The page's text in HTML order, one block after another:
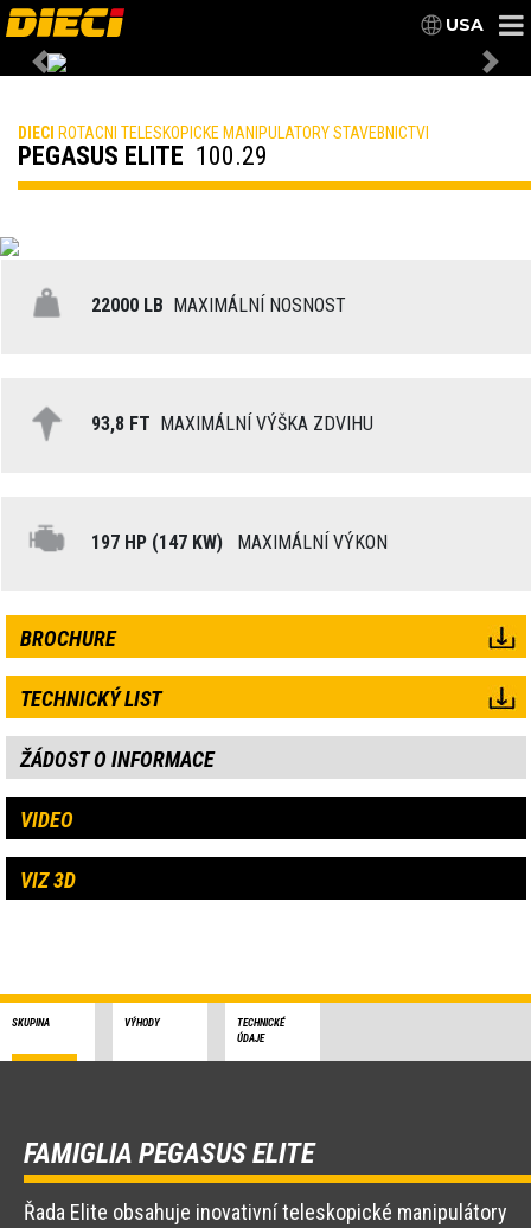
USA
Previous
DIECI ROTACNI TELESKOPICKE MANIPULATORY STAVEBNICTVI
PEGASUS ELITE 100.29
22000 LB MAXIMÁLNÍ NOSNOST
93,8 FT MAXIMÁLNÍ VÝŠKA ZDVIHU
197 HP (147 KW) MAXIMÁLNÍ VÝKON
BROCHURE
TECHNICKÝ LIST
ŽÁDOST O INFORMACE
VIDEO
VIZ 3D
SKUPINA VÝHODY
TECHNICKÉ
ÚDAJE
FAMIGLIA PEGASUS ELITE
Řada Elite obsahuje inovativní teleskopické manipulátory